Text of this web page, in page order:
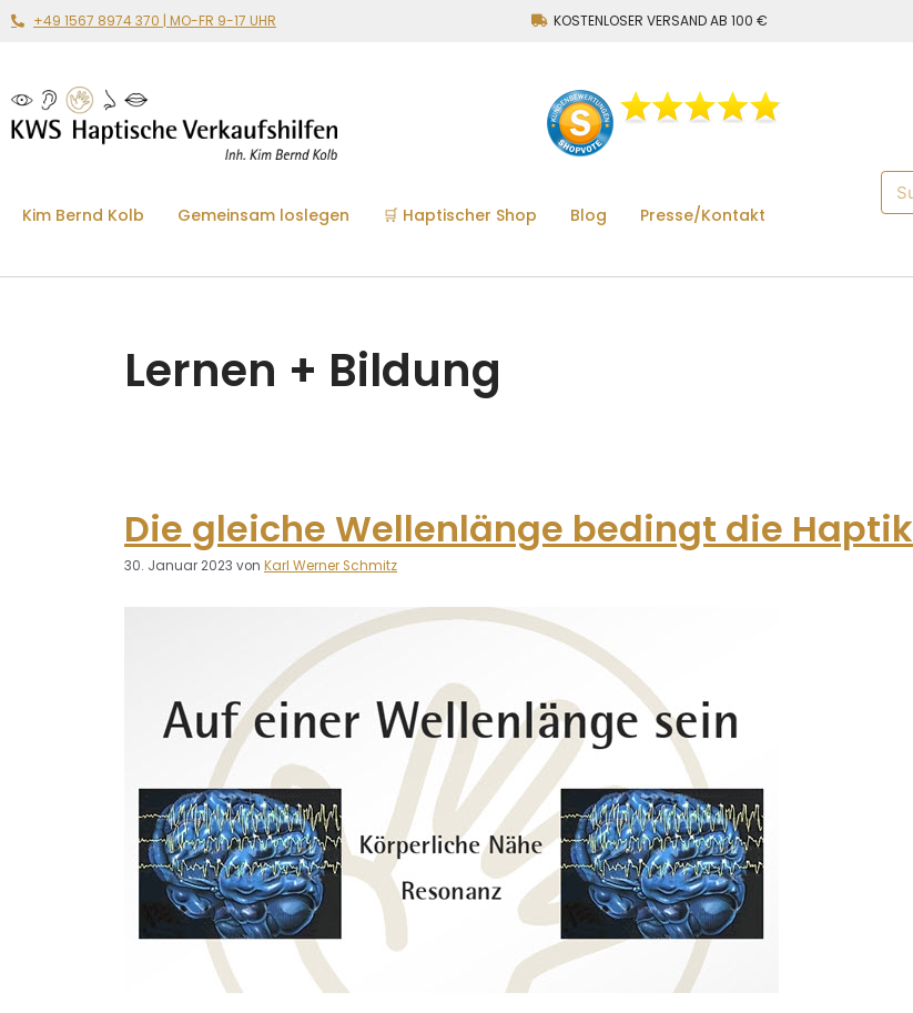
+49 1567 8974 370 | MO-FR 9-17 UHR KOSTENLOSER VERSAND AB 100 €
Kim Bernd Kolb Gemeinsam loslegen 🛒 Haptischer Shop Blog Presse/Kontakt
Lernen + Bildung
Die gleiche Wellenlänge bedingt die Haptik
30. Januar 2023 von Karl Werner Schmitz